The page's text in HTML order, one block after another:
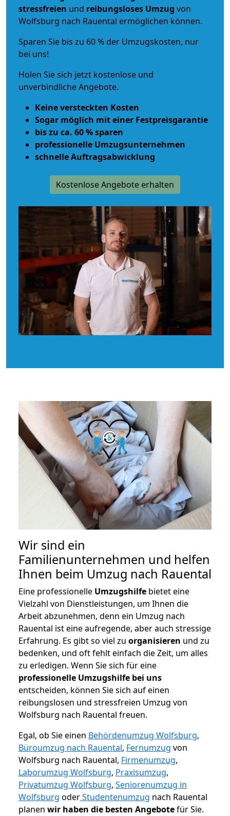
stressfreien und reibungsloses Umzug von
Wolfsburg nach Rauental ermöglichen können.
Sparen Sie bis zu 60 % der Umzugskosten, nur
bei uns!
Holen Sie sich jetzt kostenlose und
unverbindliche Angebote.
Keine versteckten Kosten
Sogar möglich mit einer Festpreisgarantie
bis zu ca. 60 % sparen
professionelle Umzugsunternehmen
schnelle Auftragsabwicklung
Kostenlose Angebote erhalten
Wir sind ein
Familienunternehmen und helfen
Ihnen beim Umzug nach Rauental
Eine professionelle Umzugshilfe bietet eine
Vielzahl von Dienstleistungen, um Ihnen die
Arbeit abzunehmen, denn ein Umzug nach
Rauental ist eine aufregende, aber auch stressige
Erfahrung. Es gibt so viel zu organisieren und zu
bedenken, und oft fehlt einfach die Zeit, um alles
zu erledigen. Wenn Sie sich für eine
professionelle Umzugshilfe bei uns
entscheiden, können Sie sich auf einen
reibungslosen und stressfreien Umzug von
Wolfsburg nach Rauental freuen.
Egal, ob Sie einen Behördenumzug Wolfsburg,
Büroumzug nach Rauental, Fernumzug von
Wolfsburg nach Rauental, Firmenumzug,
Laborumzug Wolfsburg, Praxisumzug,
Privatumzug Wolfsburg, Seniorenumzug in
Wolfsburg oderStudentenumzug nach Rauental
planen wir haben die besten Angebotefür Sie.